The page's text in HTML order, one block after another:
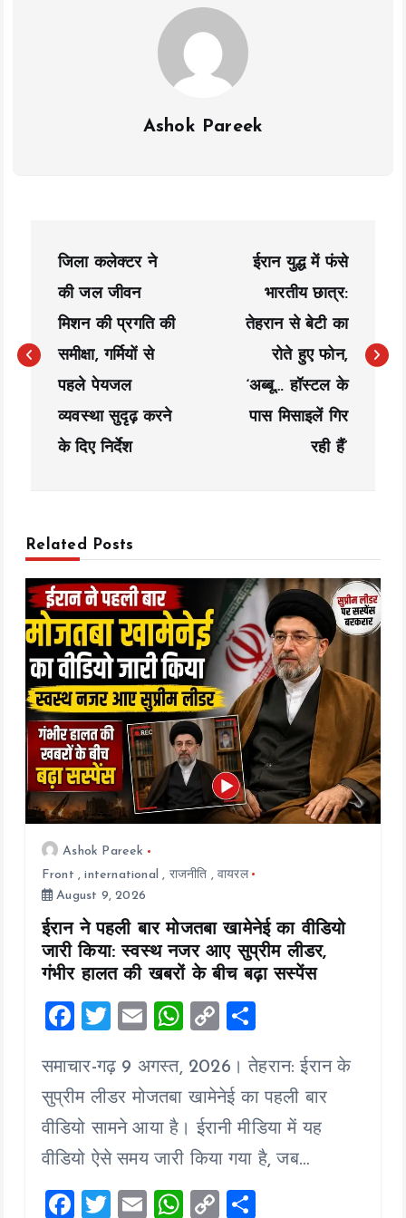
Ashok Pareek
t
a
n
जिला कलेक्टर ने
की जल जीवन
मिशन की प्रगति की
समीक्षा, गर्मियों से
पहले पेयजल
व्यवस्था सुदृढ़ करने
के दिए निर्देश
ईरान युद्ध में फंसे
भारतीय छात्र:
तेहरान से बेटी का
रोते हुए फोन,
‘अब्बू… हॉस्टल के
पास मिसाइलें गिर
रही हैं’
Related Posts
Ashok Pareek
Front ,international , राजनीति , वायरल
August 9, 2026
ईरान ने पहली बार मोजतबा खामेनेई का वीडियो
जारी किया: स्वस्थ नजर आए सुप्रीम लीडर,
गंभीर हालत की खबरों के बीच बढ़ा सस्पेंस
F
ce
b
o
o
k
T
tt
er
E
ai
l
W
at
s
A
p
p
C
p
y
Li
n
k
a
re
समाचार-गढ़ 9 अगस्त, 2026। तेहरान: ईरान के
सुप्रीम लीडर मोजतबा खामेनेई का पहली बार
वीडियो सामने आया है। ईरानी मीडिया में यह
वीडियो ऐसे समय जारी किया गया है, जब…
F
T
E
W
C